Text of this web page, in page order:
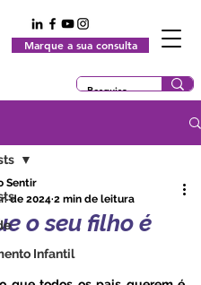
Marque a sua consulta
Infantil
o seu filho é
Sentir
de 2024 2 min de leitura